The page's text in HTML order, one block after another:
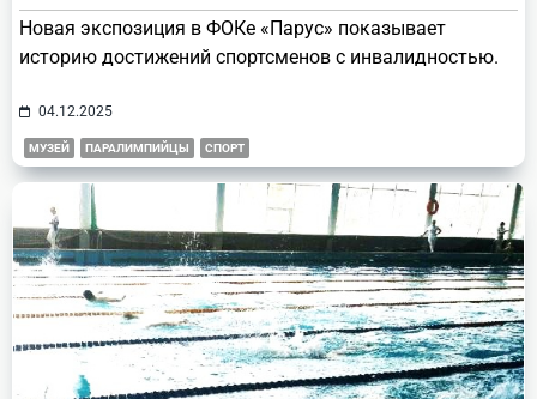
Новая экспозиция в ФОКе «Парус» показывает
историю достижений спортсменов с инвалидностью.
04.12.2025
МУЗЕЙ ПАРАЛИМПИЙЦЫ СПОРТ